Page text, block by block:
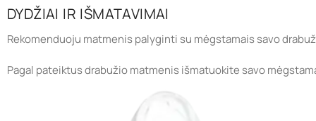
DYDŽIAI IR IŠMATAVIMAI
Rekomenduoju matmenis palyginti su mėgstamais savo
Pagal pateiktus drabužio matmenis išmatuokite savo